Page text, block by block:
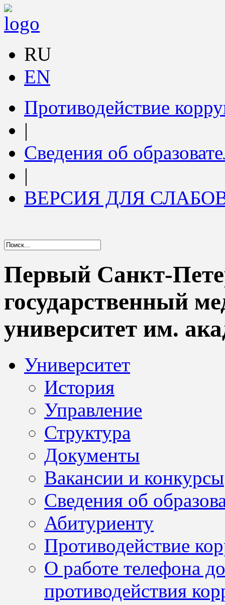
RU
EN
Противодействие
|
Сведения об
|
ВЕРСИЯ ДЛЯ
Первый Санкт-
государственный
университет им.
Университет
История
Управление
Структура
Документы
Вакансии и конкурсы
Сведения об
Абитуриенту
Противодействие
О работе телефона
противодействия